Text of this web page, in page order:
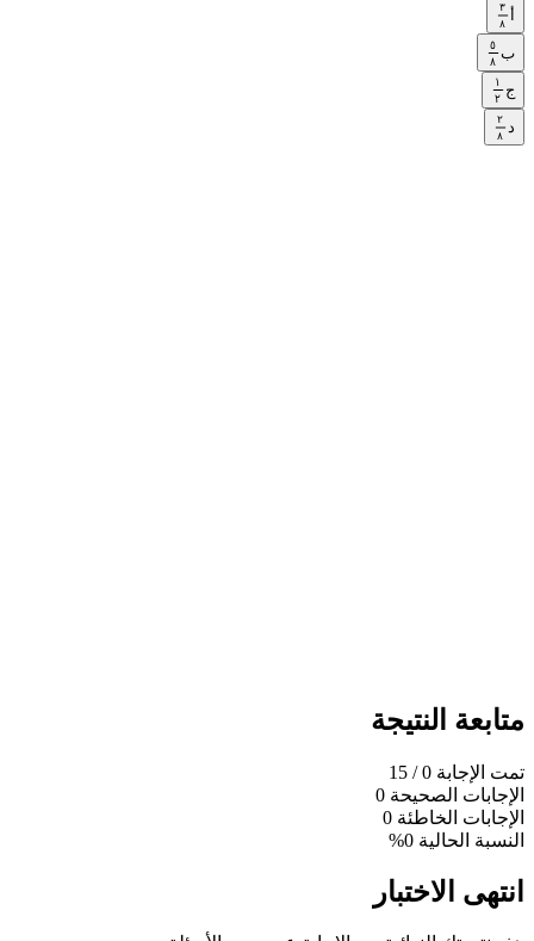
٣
٨٣
٨
ب ٨
٥
٨ ج ٢
١
٢
٨٢
متابعة النتيجة
تمت الإجابة 0
/ 15
الإجابات الصحيحة 0
الإجابات الخاطئة 0
النسبة الحالية 0%
انتهى الاختبار